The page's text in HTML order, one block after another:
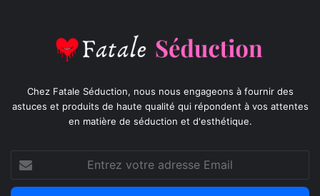
Chez Fatale Séduction, nous nous engageons à fournir des
astuces et produits de haute qualité qui répondent à vos attentes
en matière de séduction et d'esthétique.
votre
adresse